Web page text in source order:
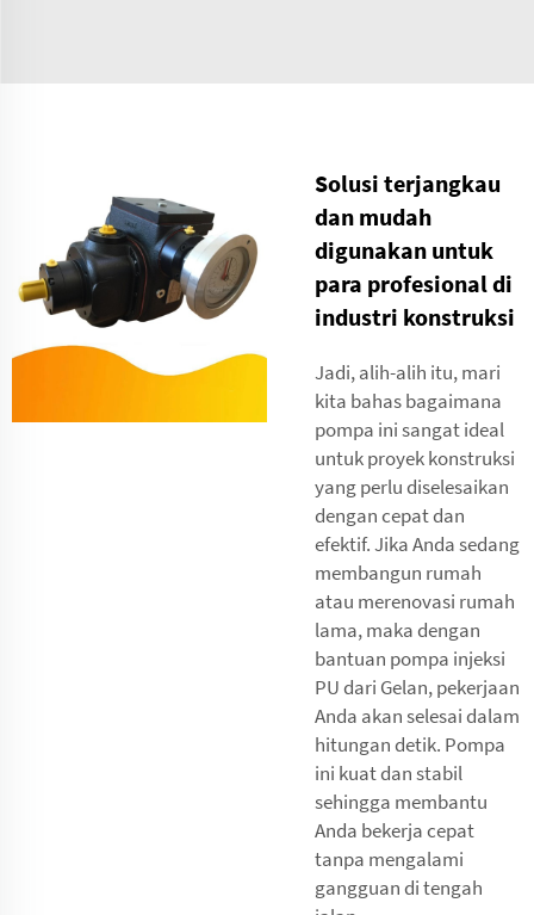
Solusi terjangkau
dan mudah
digunakan untuk
para profesional di
industri konstruksi
Jadi, alih-alih itu, mari
kita bahas bagaimana
pompa ini sangat ideal
untuk proyek konstruksi
yang perlu diselesaikan
dengan cepat dan
efektif. Jika Anda sedang
membangun rumah
atau merenovasi rumah
lama, maka dengan
bantuan pompa injeksi
PU dari Gelan, pekerjaan
Anda akan selesai dalam
hitungan detik. Pompa
ini kuat dan stabil
sehingga membantu
Anda bekerja cepat
tanpa mengalami
gangguan di tengah